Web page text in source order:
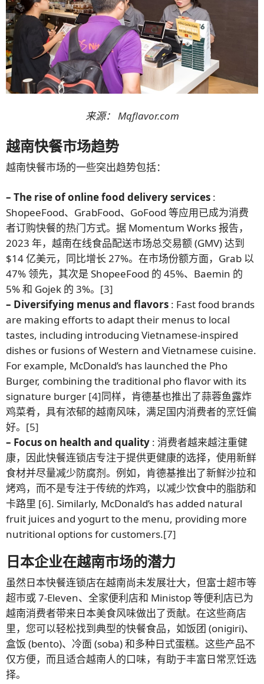
来源： Mqflavor.com
越南快餐市场趋势
越南快餐市场的一些突出趋势包括：
– The rise of online food delivery services :
ShopeeFood、GrabFood、GoFood 等应用已成为消费
者订购快餐的热门方式。据 Momentum Works 报告，
2023 年，越南在线食品配送市场总交易额 (GMV) 达到
$14 亿美元，同比增长 27%。在市场份额方面，Grab 以
47% 领先，其次是 ShopeeFood 的 45%、Baemin 的
5% 和 Gojek 的 3%。 [3]
– Diversifying menus and flavors : Fast food brands
are making efforts to adapt their menus to local
tastes, including introducing Vietnamese-inspired
dishes or fusions of Western and Vietnamese cuisine.
For example, McDonald’s has launched the Pho
Burger, combining the traditional pho flavor with its
signature burger [4]同样，肯德基也推出了蒜蓉鱼露炸
鸡菜肴，具有浓郁的越南风味，满足国内消费者的烹饪偏
好。 [5]
– Focus on health and quality : 消费者越来越注重健
康，因此快餐连锁店专注于提供更健康的选择，使用新鲜
食材并尽量减少防腐剂。例如，肯德基推出了新鲜沙拉和
烤鸡，而不是专注于传统的炸鸡，以减少饮食中的脂肪和
卡路里 [6]. Similarly, McDonald’s has added natural
fruit juices and yogurt to the menu, providing more
nutritional options for customers.[7]
日本企业在越南市场的潜力
虽然日本快餐连锁店在越南尚未发展壮大，但富士超市等
超市或 7-Eleven、全家便利店和 Ministop 等便利店已为
越南消费者带来日本美食风味做出了贡献。在这些商店
里，您可以轻松找到典型的快餐食品，如饭团 (onigiri)、
盒饭 (bento)、冷面 (soba) 和多种日式蛋糕。这些产品不
仅方便，而且适合越南人的口味，有助于丰富日常烹饪选
择。